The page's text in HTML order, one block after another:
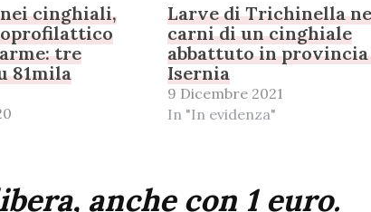
cinghiali,
tre
81mila
Larve di Trichinella
carni di un cinghiale
abbattuto in
Isernia
9 Dicembre 2021
In "In evidenza"
anche con 1 euro.